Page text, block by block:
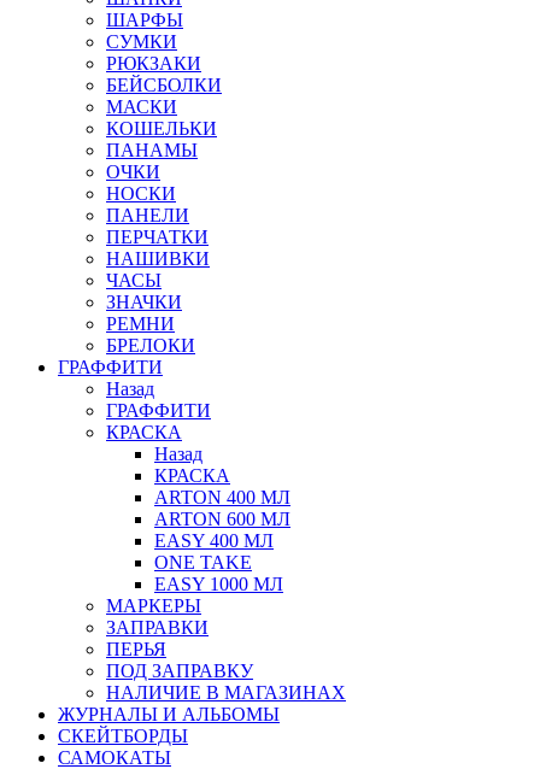
ШАРФЫ
СУМКИ
РЮКЗАКИ
БЕЙСБОЛКИ
МАСКИ
КОШЕЛЬКИ
ПАНАМЫ
ОЧКИ
НОСКИ
ПАНЕЛИ
ПЕРЧАТКИ
НАШИВКИ
ЧАСЫ
ЗНАЧКИ
РЕМНИ
БРЕЛОКИ
ГРАФФИТИ
Назад
ГРАФФИТИ
КРАСКА
Назад
КРАСКА
ARTON 400 МЛ
ARTON 600 МЛ
EASY 400 МЛ
ONE TAKE
EASY 1000 МЛ
МАРКЕРЫ
ЗАПРАВКИ
ПЕРЬЯ
ПОД ЗАПРАВКУ
НАЛИЧИЕ В МАГАЗИНАХ
ЖУРНАЛЫ И АЛЬБОМЫ
СКЕЙТБОРДЫ
САМОКАТЫ